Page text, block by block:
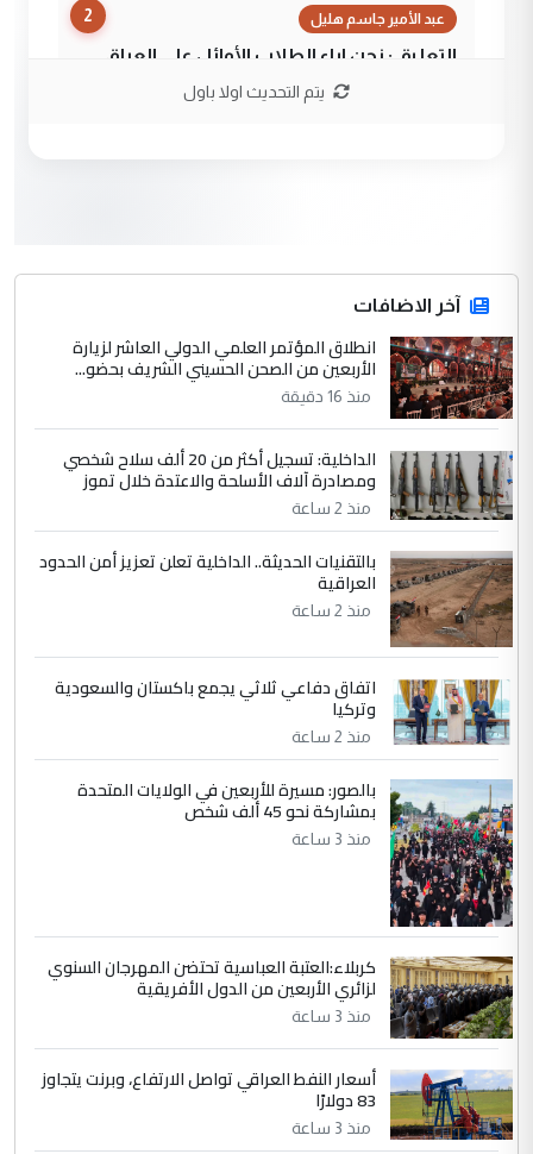
2 عبد الأمير جاسم هليل
التعليق : نحن اباء الطلاب الأوائل على العراق
نتشرف بلقاء السيد احمد الصافي في العتبات
التعليق : قرار مستعجل جدا ولامصلحة فيه
للوزاره ولا للمواطن القرار الصائب يكون بعد
الاستماع للمدير ومغرفة ...
الموضوع :
وزير الصحة يعفي مدير مستشفى الكرخ
العام في بغداد
4 سردار
التعليق : واحد من عصابة علي ماما يسقط
جنسية الرافد الثالث للعراق ومن اصول عريقة
ابا فرات ...
الموضوع :
الجواهري يرد على صدام حسين سل
مضجعيك يابن الزنا (نص كامل)
5 سردار
التعليق : واحد من عصابة علي ماما يسقط
جنسية الرافد الثالث للعراق ومن اصول عريقة
ابا فرات ...
الموضوع :
الجواهري يرد على صدام حسين سل
مضجعيك يابن الزنا (نص كامل)
يتم التحديث اولا باول
آخر الاضافات
انطلاق المؤتمر العلمي الدولي العاشر لزيارة
الأربعين من الصحن الحسيني الشريف بحضو...
منذ 16 دقيقة
الداخلية: تسجيل أكثر من 20 ألف سلاح شخصي
ومصادرة آلاف الأسلحة والاعتدة خلال تموز
منذ 2 ساعة
بالتقنيات الحديثة.. الداخلية تعلن تعزيز أمن الحدود
العراقية
منذ 2 ساعة
اتفاق دفاعي ثلاثي يجمع باكستان والسعودية
وتركيا
منذ 2 ساعة
بالصور: مسيرة للأربعين في الولايات المتحدة
بمشاركة نحو 45 ألف شخص
منذ 3 ساعة
كربلاء:العتبة العباسية تحتضن المهرجان السنوي
لزائري الأربعين من الدول الأفريقية
منذ 3 ساعة
أسعار النفط العراقي تواصل الارتفاع، وبرنت يتجاوز
83 دولارًا
منذ 3 ساعة